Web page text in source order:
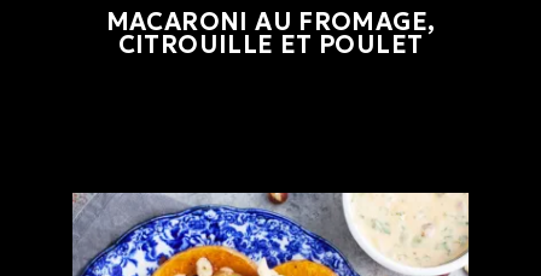
MACARONI AU FROMAGE,
CITROUILLE ET POULET